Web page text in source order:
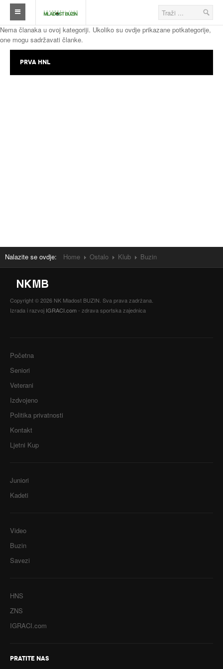
Naslovna
Škola nogometa
Nema članaka u ovoj kategoriji. Ukoliko su ovdje prikazane potkategorije,
one mogu sadržavati članke.
PRVA HNL
Nalazite se ovdje: Home Ostalo Klub Buzin
Copyright © 2026 NK Mladost BUZIN. Sva prava zadržana.
Izrada i razvoj IGRACI.com- zdrava sportska zajednica
Početna
Seniori
Veterani
Izdvojeno
Politika privatnosti
Kontakt
Ljetni Kup
Juniori
Kadeti
Video
Buzin
Savezi
HNS
ZNS
IGRACI.com
PRATITE NAS